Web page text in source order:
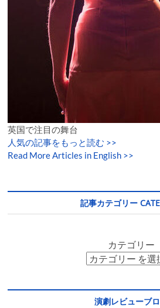
英国で注目の舞台
人気の記事をもっと読む >>
Read More Articles in English >>
記事カテゴリー
カテゴリー
演劇レビューブ